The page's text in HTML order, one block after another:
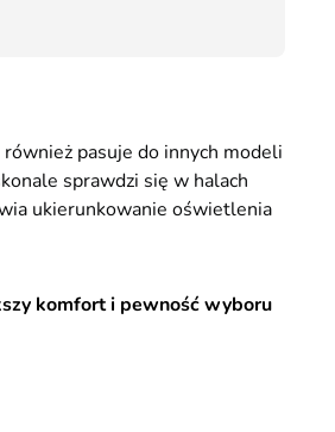
pasuje do innych modeli
sprawdzi się w halach
ukierunkowanie oświetlenia
komfort i pewność wyboru